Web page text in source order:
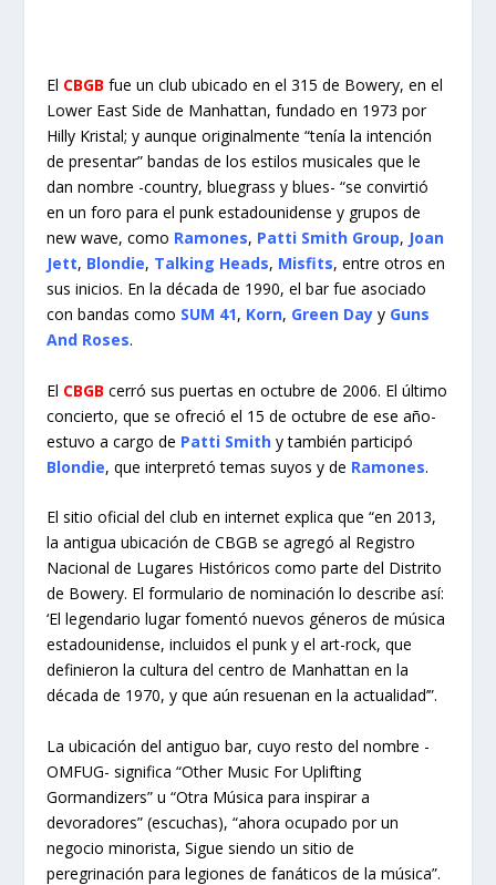
El CBGB fue un club ubicado en el 315 de Bowery, en el
Lower East Side de Manhattan, fundado en 1973 por
Hilly Kristal; y aunque originalmente “tenía la intención
de presentar” bandas de los estilos musicales que le
dan nombre -country, bluegrass y blues- “se convirtió
en un foro para el punk estadounidense y grupos de
new wave, como Ramones, Patti Smith Group, Joan
Jett, Blondie, Talking Heads, Misfits, entre otros en
sus inicios. En la década de 1990, el bar fue asociado
con bandas como SUM 41, Korn, Green Day y Guns
And Roses.
El CBGB cerró sus puertas en octubre de 2006. El último
concierto, que se ofreció el 15 de octubre de ese año-
estuvo a cargo de Patti Smith y también participó
Blondie, que interpretó temas suyos y de Ramones.
El sitio oficial del club en internet explica que “en 2013,
la antigua ubicación de CBGB se agregó al Registro
Nacional de Lugares Históricos como parte del Distrito
de Bowery. El formulario de nominación lo describe así:
‘El legendario lugar fomentó nuevos géneros de música
estadounidense, incluidos el punk y el art-rock, que
definieron la cultura del centro de Manhattan en la
década de 1970, y que aún resuenan en la actualidad’”.
La ubicación del antiguo bar, cuyo resto del nombre -
OMFUG- significa “Other Music For Uplifting
Gormandizers” u “Otra Música para inspirar a
devoradores” (escuchas), “ahora ocupado por un
negocio minorista, Sigue siendo un sitio de
peregrinación para legiones de fanáticos de la música”.